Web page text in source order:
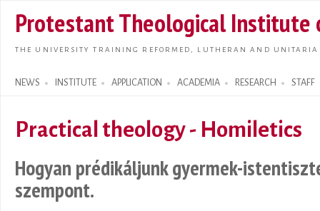
main
Protestant Theological Institute
THE UNIVERSITY TRAINING REFORMED, LUTHERAN AND
NEWS INSTITUTE APPLICATION ACADEMIA RESEARCH STAFF
Search form
Practical theology - Homiletics
Hogyan prédikáljunk gyermek-
szempont.